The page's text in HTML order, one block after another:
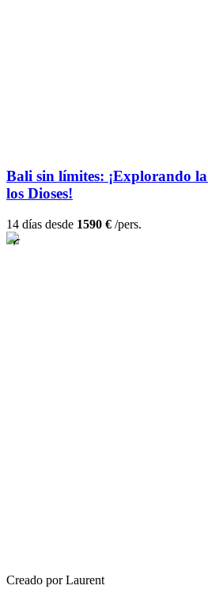
Bali sin límites: ¡Explorando
los Dioses!
14 días desde 1590 € /pers.
Creado por Laurent